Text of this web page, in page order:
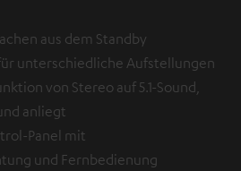
aus dem Standby
unterschiedliche Aufstellungen
von Stereo auf 5.1-Sound,
anliegt
Panel mit
und Fernbedienung